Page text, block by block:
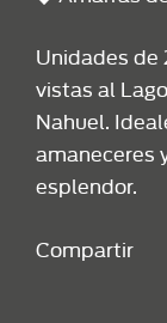
Unidades de
vistas al
Nahuel.
amaneceres
esplendor.
Compartir